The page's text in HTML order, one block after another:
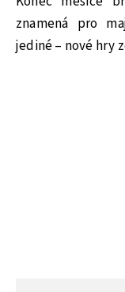
znamená pro
jediné – nové hry